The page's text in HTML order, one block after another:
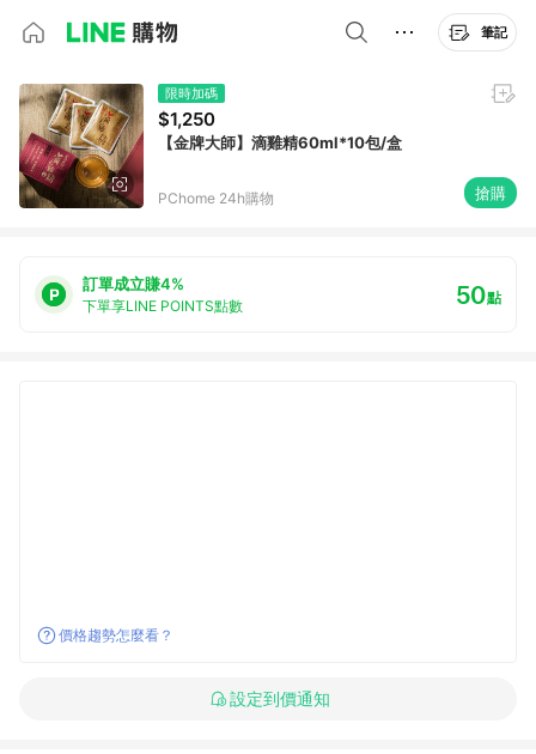
筆記
限時加碼
$1,250
【金牌大師】滴雞精60ml*10包/盒
PChome 24h購物 搶購
訂單成立賺4%
下單享LINE POINTS點數 50點
價格趨勢怎麼看？
設定到價通知